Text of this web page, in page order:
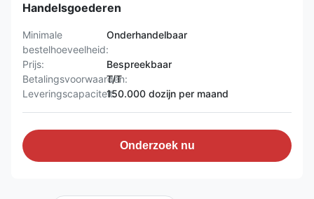
Handelsgoederen
Minimale
bestelhoeveelheid:
Onderhandelbaar
Prijs:
Bespreekbaar
Betalingsvoorwaarden:
T/T
Leveringscapaciteit:150.000 dozijn per maand
Onderzoek nu